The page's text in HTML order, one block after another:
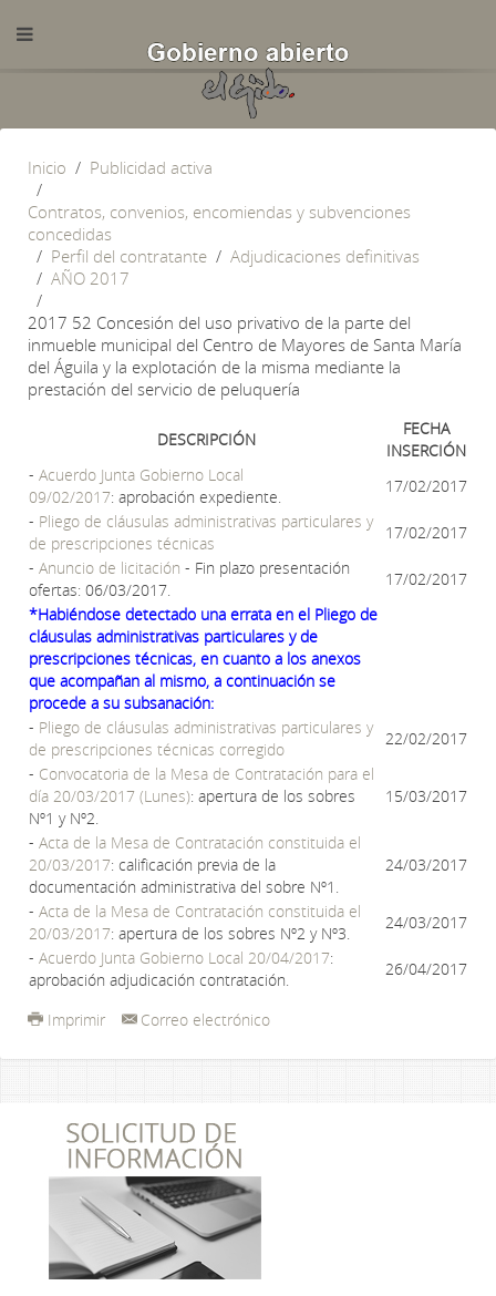
Inicio
Publicidad activa
Contratos, convenios, encomiendas y subvenciones
concedidas
Perfil del contratante
Adjudicaciones definitivas
AÑO 2017
2017 52 Concesión del uso privativo de la parte del
inmueble municipal del Centro de Mayores de Santa María
del Águila y la explotación de la misma mediante la
prestación del servicio de peluquería
DESCRIPCIÓN
FECHA
INSERCIÓN
- Acuerdo Junta Gobierno Local
09/02/2017: aprobación expediente.
17/02/2017
- Pliego de cláusulas administrativas particulares y
de prescripciones técnicas
17/02/2017
- Anuncio de licitación - Fin plazo presentación
ofertas: 06/03/2017.
17/02/2017
*Habiéndose detectado una errata en el Pliego de
cláusulas administrativas particulares y de
prescripciones técnicas, en cuanto a los anexos
que acompañan al mismo, a continuación se
procede a su subsanación:
- Pliego de cláusulas administrativas particulares y
de prescripciones técnicas corregido
22/02/2017
- Convocatoria de la Mesa de Contratación para el
día 20/03/2017 (Lunes): apertura de los sobres
Nº1 y Nº2.
15/03/2017
- Acta de la Mesa de Contratación constituida el
20/03/2017: calificación previa de la
documentación administrativa del sobre Nº1.
24/03/2017
- Acta de la Mesa de Contratación constituida el
20/03/2017: apertura de los sobres Nº2 y Nº3.
24/03/2017
- Acuerdo Junta Gobierno Local 20/04/2017:
aprobación adjudicación contratación.
26/04/2017
Imprimir Correo electrónico